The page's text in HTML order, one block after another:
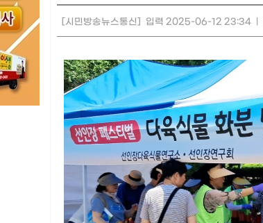
[시민방송뉴스통신] 입력 2025-06-12 23:34